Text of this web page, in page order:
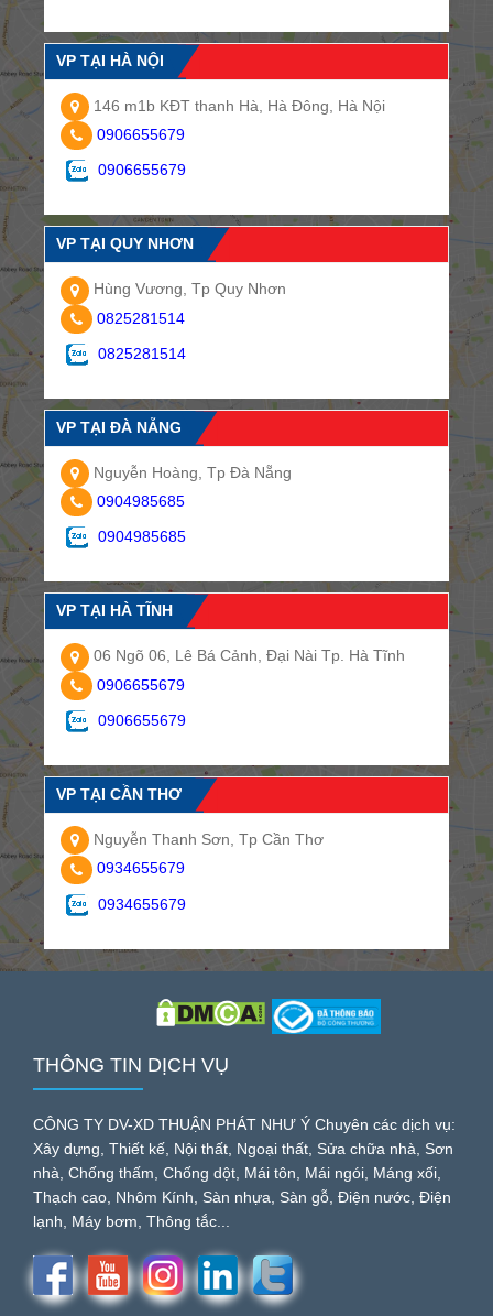
VP TẠI HÀ NỘI
146 m1b KĐT thanh Hà, Hà Đông, Hà Nội
0906655679
0906655679
VP TẠI QUY NHƠN
Hùng Vương, Tp Quy Nhơn
0825281514
0825281514
VP TẠI ĐÀ NẴNG
Nguyễn Hoàng, Tp Đà Nẵng
0904985685
0904985685
VP TẠI HÀ TĨNH
06 Ngõ 06, Lê Bá Cảnh, Đại Nài Tp. Hà Tĩnh
0906655679
0906655679
VP TẠI CẦN THƠ
Nguyễn Thanh Sơn, Tp Cần Thơ
0934655679
0934655679
THÔNG TIN DỊCH VỤ
CÔNG TY DV-XD THUẬN PHÁT NHƯ Ý Chuyên các dịch vụ:
Xây dựng, Thiết kế, Nội thất, Ngoại thất, Sửa chữa nhà, Sơn
nhà, Chống thấm, Chống dột, Mái tôn, Mái ngói, Máng xối,
Thạch cao, Nhôm Kính, Sàn nhựa, Sàn gỗ, Điện nước, Điện
lạnh, Máy bơm, Thông tắc...